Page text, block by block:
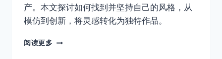
产。本文探讨如何找到并坚持自己的风格，从
模仿到创新，将灵感转化为独特作品。
阅读更多 你